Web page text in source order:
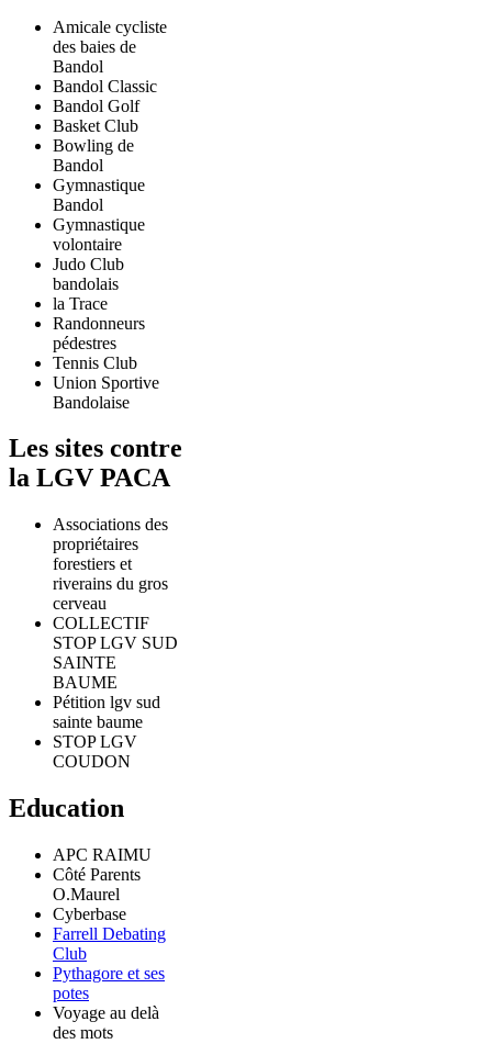
Amicale cycliste
des baies de
Bandol
Bandol Classic
Bandol Golf
Basket Club
Bowling de
Bandol
Gymnastique
Bandol
Gymnastique
volontaire
Judo Club
bandolais
la Trace
Randonneurs
pédestres
Tennis Club
Union Sportive
Bandolaise
Les sites contre
la LGV PACA
Associations des
propriétaires
forestiers et
riverains du gros
cerveau
COLLECTIF
STOP LGV SUD
SAINTE
BAUME
Pétition lgv sud
sainte baume
STOP LGV
COUDON
Education
APC RAIMU
Côté Parents
O.Maurel
Cyberbase
Farrell Debating
Club
Pythagore et ses
potes
Voyage au delà
des mots